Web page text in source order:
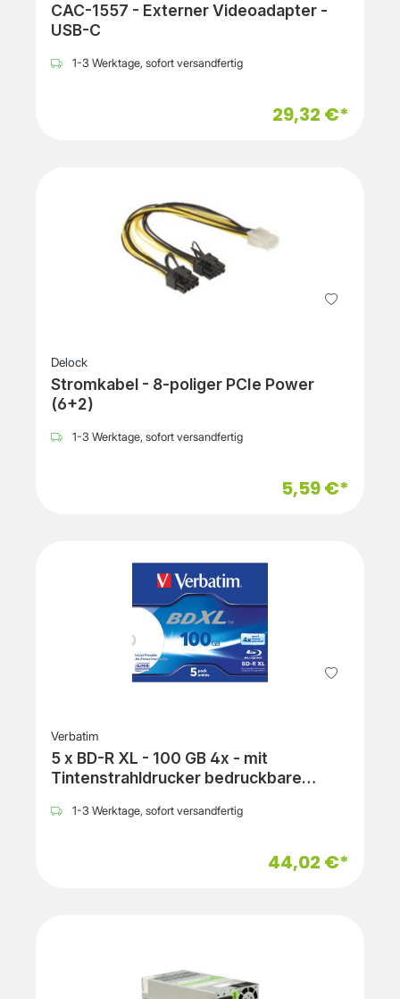
CAC-1557 - Externer Videoadapter -
USB-C
1-3 Werktage, sofort versandfertig
29,32 €*
Delock
Stromkabel - 8-poliger PCIe Power
(6+2)
1-3 Werktage, sofort versandfertig
5,59 €*
Verbatim
5 x BD-R XL - 100 GB 4x - mit
Tintenstrahldrucker bedruckbare
1-3 Werktage, sofort versandfertig
44,02 €*